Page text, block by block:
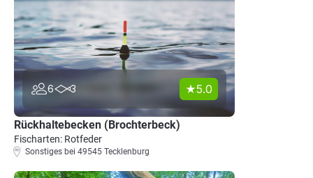
6 3 5.0
Rückhaltebecken (Brochterbeck)
Fischarten: Rotfeder
Sonstiges bei 49545 Tecklenburg